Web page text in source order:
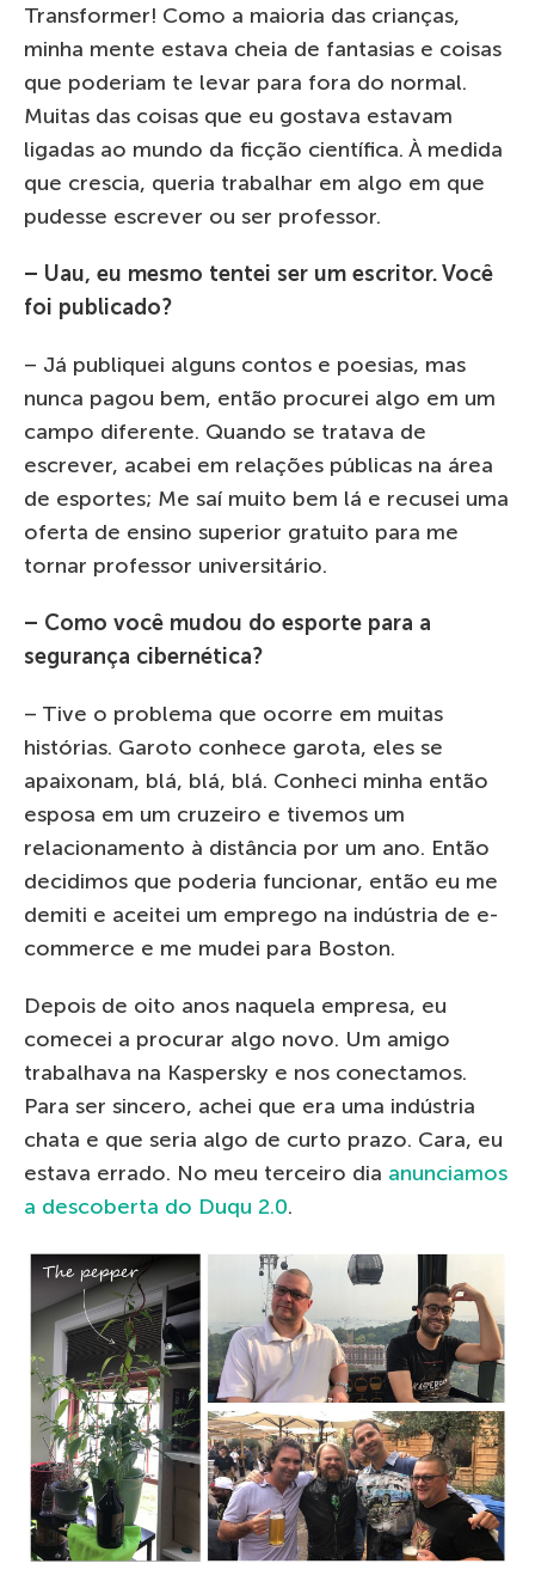
Transformer! Como a maioria das crianças,
minha mente estava cheia de fantasias e coisas
que poderiam te levar para fora do normal.
Muitas das coisas que eu gostava estavam
ligadas ao mundo da ficção científica. À medida
que crescia, queria trabalhar em algo em que
pudesse escrever ou ser professor.
– Uau, eu mesmo tentei ser um escritor. Você
foi publicado?
– Já publiquei alguns contos e poesias, mas
nunca pagou bem, então procurei algo em um
campo diferente. Quando se tratava de
escrever, acabei em relações públicas na área
de esportes; Me saí muito bem lá e recusei uma
oferta de ensino superior gratuito para me
tornar professor universitário.
– Como você mudou do esporte para a
segurança cibernética?
– Tive o problema que ocorre em muitas
histórias. Garoto conhece garota, eles se
apaixonam, blá, blá, blá. Conheci minha então
esposa em um cruzeiro e tivemos um
relacionamento à distância por um ano. Então
decidimos que poderia funcionar, então eu me
demiti e aceitei um emprego na indústria de e-
commerce e me mudei para Boston.
Depois de oito anos naquela empresa, eu
comecei a procurar algo novo. Um amigo
trabalhava na Kaspersky e nos conectamos.
Para ser sincero, achei que era uma indústria
chata e que seria algo de curto prazo. Cara, eu
estava errado. No meu terceiro dia anunciamos
a descoberta do Duqu 2.0.